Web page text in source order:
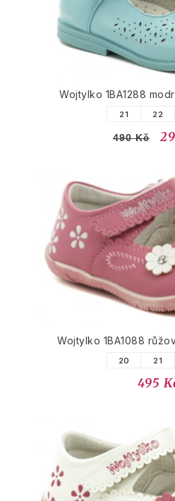
Wojtylko 1BA1288
21 22
490 Kč
Wojtylko 1BA1088
20 21
495